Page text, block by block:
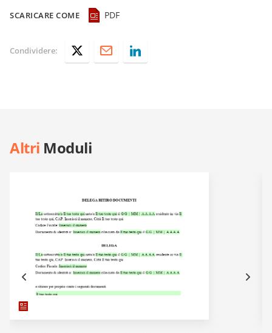
SCARICARE COME PDF
Condividere:
Altri Moduli